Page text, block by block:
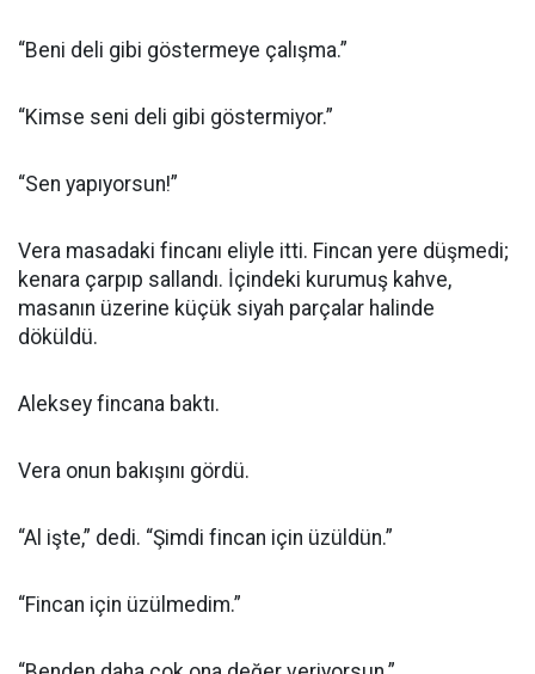
“Beni deli gibi göstermeye çalışma.”
“Kimse seni deli gibi göstermiyor.”
“Sen yapıyorsun!”
Vera masadaki fincanı eliyle itti. Fincan yere düşmedi;
kenara çarpıp sallandı. İçindeki kurumuş kahve,
masanın üzerine küçük siyah parçalar halinde
döküldü.
Aleksey fincana baktı.
Vera onun bakışını gördü.
“Al işte,” dedi. “Şimdi fincan için üzüldün.”
“Fincan için üzülmedim.”